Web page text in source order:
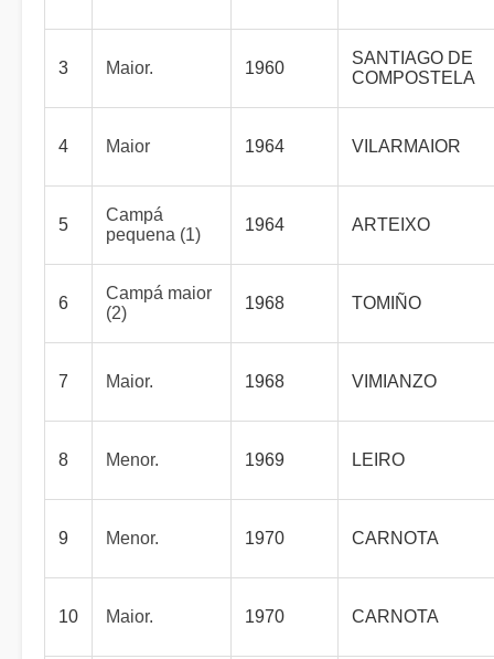
3 Maior. 1960
SANTIAGO DE
COMPOSTELA
4 Maior 1964 VILARMAIOR
5
Campá
pequena (1)
1964 ARTEIXO
6
Campá maior
(2)
1968 TOMIÑO
7 Maior. 1968 VIMIANZO
8 Menor. 1969 LEIRO
9 Menor. 1970 CARNOTA
10 Maior. 1970 CARNOTA